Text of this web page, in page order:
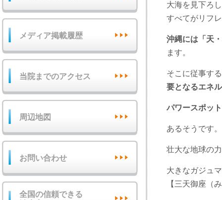
大海を見下ろ
すべてがリフ
沖縄には「天
ます。
そこに従事す
要となるエネ
パワースポッ
あるそうです。
壮大な地球の
大きなガジュ
【三天御座（
メディア掲載履歴
当院までのアクセス
周辺地図
お問い合わせ
全国の信頼できる